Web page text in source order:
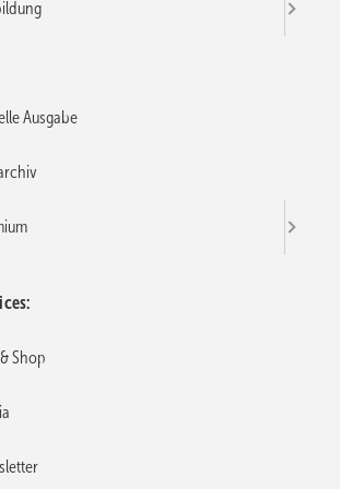
zur ersten Ver­an­stal­tung der
Info­tage. Großen Anklang
Beratungs­marathon.
Ausgabe
Shop